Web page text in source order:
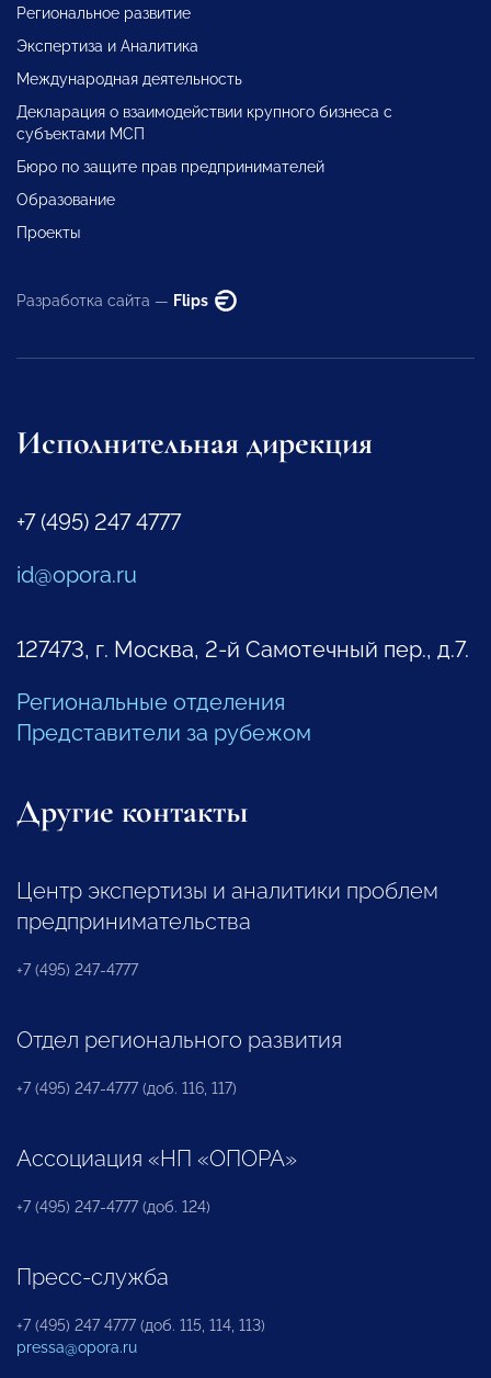
Региональное развитие
Экспертиза и Аналитика
Международная деятельность
Декларация о взаимодействии крупного бизнеса с
субъектами МСП
Бюро по защите прав предпринимателей
Образование
Проекты
Разработка сайта — Flips
Исполнительная дирекция
+7 (495) 247 4777
id@opora.ru
127473, г. Москва, 2-й Самотечный пер., д.7.
Региональные отделения
Представители за рубежом
Другие контакты
Центр экспертизы и аналитики проблем
предпринимательства
+7 (495) 247-4777
Отдел регионального развития
+7 (495) 247-4777 (доб. 116, 117)
Ассоциация «НП «ОПОРА»
+7 (495) 247-4777 (доб. 124)
Пресс-служба
+7 (495) 247 4777 (доб. 115, 114, 113)
pressa@opora.ru